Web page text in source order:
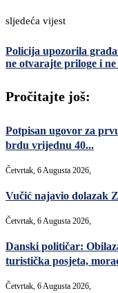
sljedeća vijest
Policija upozorila
ne otvarajte priloge i
Pročitajte još:
Potpisan ugovor za
brdu vrijednu 40...
Četvrtak, 6 Augusta 2026,
Vučić najavio dolazak
Četvrtak, 6 Augusta 2026,
Danski političar:
turistička posjeta,
Četvrtak, 6 Augusta 2026,